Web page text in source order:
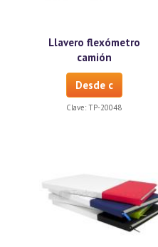
Llavero flexómetro
camión
Desde c
Clave: TP-20048